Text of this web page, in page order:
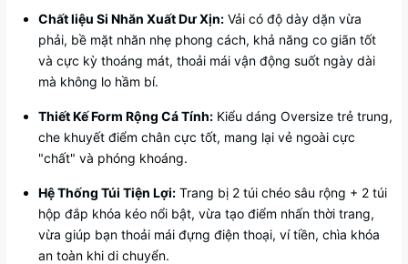
Chất liệu Si Nhăn Xuất Dư Xịn: Vải có độ dày dặn vừa
phải, bề mặt nhăn nhẹ phong cách, khả năng co giãn tốt
và cực kỳ thoáng mát, thoải mái vận động suốt ngày dài
mà không lo hầm bí.
Thiết Kế Form Rộng Cá Tính: Kiểu dáng Oversize trẻ trung,
che khuyết điểm chân cực tốt, mang lại vẻ ngoài cực
"chất" và phóng khoáng.
Hệ Thống Túi Tiện Lợi: Trang bị 2 túi chéo sâu rộng + 2 túi
hộp đắp khóa kéo nổi bật, vừa tạo điểm nhấn thời trang,
vừa giúp bạn thoải mái đựng điện thoại, ví tiền, chìa khóa
an toàn khi di chuyển.